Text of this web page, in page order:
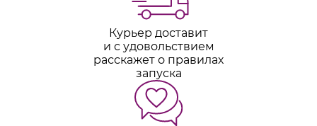
Курьер доставит
и с удовольствием
расскажет о правилах
запуска